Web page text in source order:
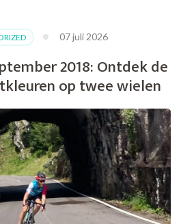
07 juli 2026
2018: Ontdek de
op twee wielen